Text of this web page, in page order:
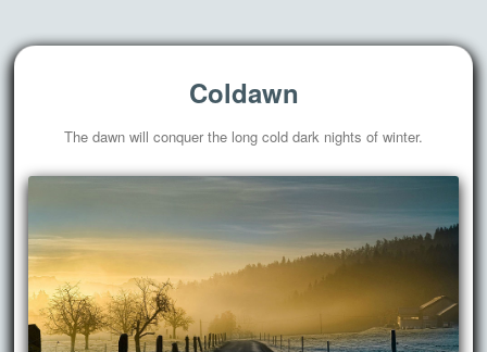
Coldawn
The dawn will conquer the long cold dark nights of winter.